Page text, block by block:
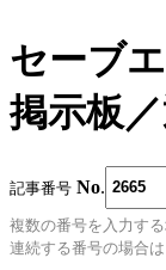
セーブ
掲示板／
記事番号 No
複数の番号を入力す
連続する番号の場合